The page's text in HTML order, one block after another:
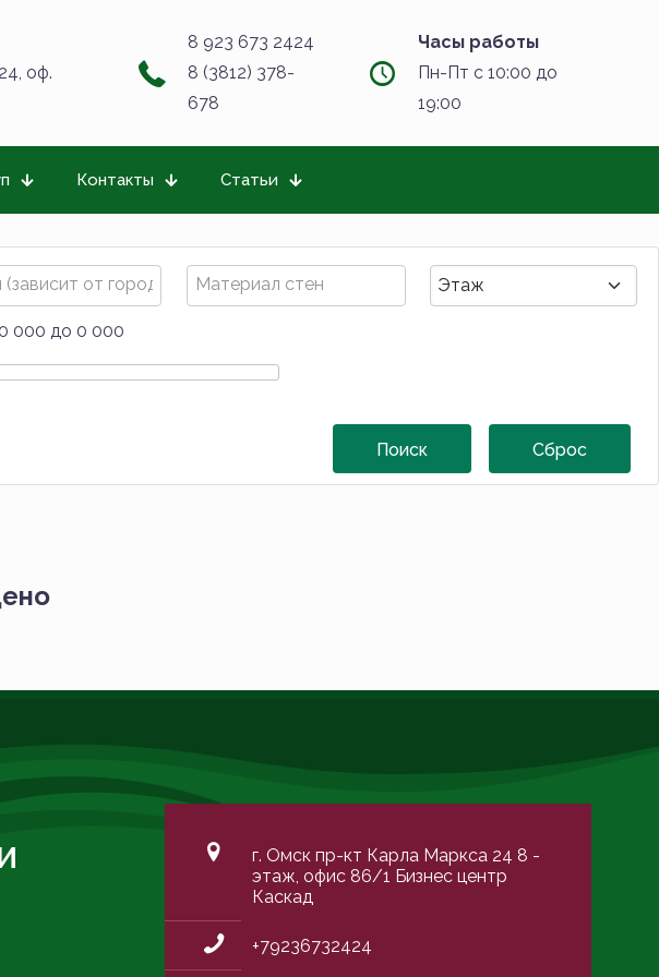
оф.
8 923 673 2424
8 (3812) 378-
678
Часы работы
Пн-Пт с 10:00 до
19:00
Контакты Статьи
000 до 0 000
г. Омск пр-кт Карла Маркса 24 8 -
этаж, офис 86/1 Бизнес центр
Каскад
+79236732424